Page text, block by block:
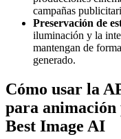
campañas
Preservación de
iluminación y la
mantengan de
generado.
Cómo usar la
para animación
Best Image AI